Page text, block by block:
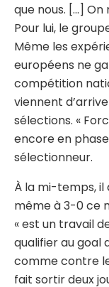
que nous. […] On
Pour lui, le
Même les
européens ne
compétition
viennent
sélections. «
encore en
sélectionneur.
À la mi-temps, il
même à 3-0 ce
« est un travail
qualifier au goal
comme contre
fait sortir deux